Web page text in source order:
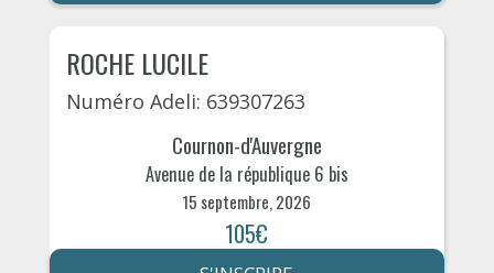
ROCHE LUCILE
Numéro Adeli: 639307263
Cournon-d'Auvergne
Avenue de la république 6 bis
15 septembre, 2026
105€